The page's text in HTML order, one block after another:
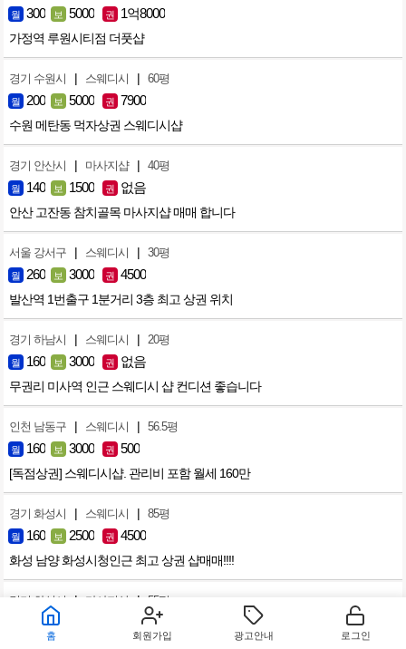
월 300 보 5000 권 1억8000
가정역 루원시티점 더풋샵
경기 수원시 | 스웨디시 | 60평
월 200 보 5000 권 7900
수원 메탄동 먹자상권 스웨디시샵
경기 안산시 | 마사지샵 | 40평
월 140 보 1500 권 없음
안산 고잔동 참치골목 마사지샵 매매 합니다
서울 강서구 | 스웨디시 | 30평
월 260 보 3000 권 4500
발산역 1번출구 1분거리 3층 최고 상권 위치
경기 하남시 | 스웨디시 | 20평
월 160 보 3000 권 없음
무권리 미사역 인근 스웨디시 샵 컨디션 좋습니다
인천 남동구 | 스웨디시 | 56.5평
월 160 보 3000 권 500
[독점상권] 스웨디시샵. 관리비 포함 월세 160만
경기 화성시 | 스웨디시 | 85평
월 160 보 2500 권 4500
화성 남양 화성시청인근 최고 상권 샵매매!!!!
경기 화성시 | 마사지샵 | 55평
100 보 2500
홈 회원가입 광고안내 로그인